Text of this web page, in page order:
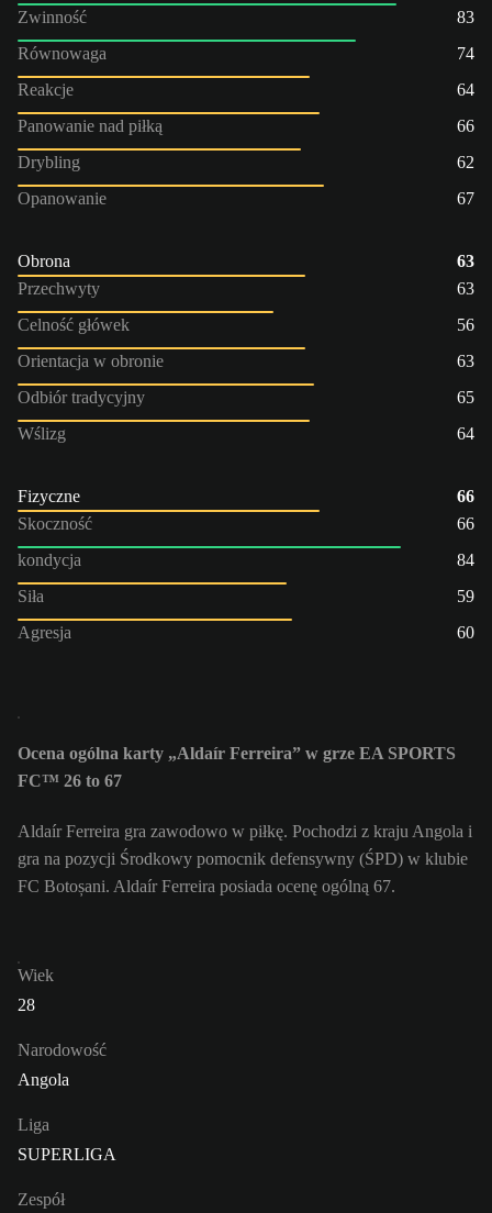
Zwinność
83
Równowaga
74
Reakcje
64
Panowanie nad piłką
66
Drybling
62
Opanowanie
67
Obrona
63
Przechwyty
63
Celność główek
56
Orientacja w obronie
63
Odbiór tradycyjny
65
Wślizg
64
Fizyczne
66
Skoczność
66
kondycja
84
Siła
59
Agresja
60
Ocena ogólna karty „Aldaír Ferreira” w grze EA SPORTS
FC™ 26 to 67
Aldaír Ferreira gra zawodowo w piłkę. Pochodzi z kraju Angola i
gra na pozycji Środkowy pomocnik defensywny (ŚPD) w klubie
FC Botoșani. Aldaír Ferreira posiada ocenę ogólną 67.
Wiek
28
Narodowość
Angola
Liga
SUPERLIGA
Zespół